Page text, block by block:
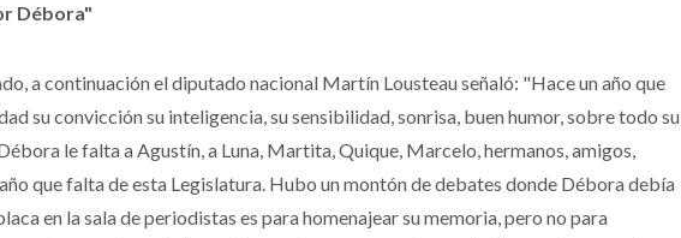
Débora"
a continuación el diputado nacional Martín Lousteau señaló: "Hace un año que
su convicción su inteligencia, su sensibilidad, sonrisa, buen humor, sobre todo su
le falta a Agustín, a Luna, Martita, Quique, Marcelo, hermanos, amigos,
que falta de esta Legislatura. Hubo un montón de debates donde Débora debía
en la sala de periodistas es para homenajear su memoria, pero no para